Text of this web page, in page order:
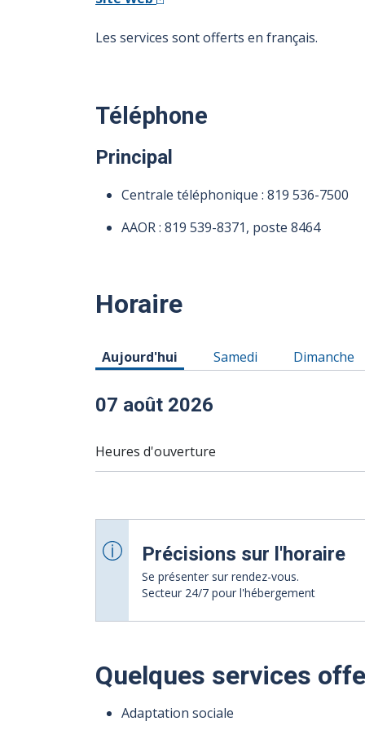
Les services sont offerts en français.
Téléphone
Principal
Centrale téléphonique : 819 536-7500
AAOR : 819 539-8371, poste 8464
Horaire
Horaire du Vendredi 07 août 2026
Aujourd'hui Horaire du Samedi 08
Samedi Horaire du
Dimanche
07 août 2026
Heures d'ouverture
Précisions sur l'horaire
Se présenter sur rendez-vous.
Secteur 24/7 pour l'hébergement
08
août
09
août
10 août 2026
11 août 2026
12 août 2026
13 août 2026
Quelques services
Adaptation sociale